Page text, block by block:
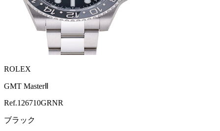
ROLEX
GMT MasterⅡ
Ref.126710GRNR
ブラック